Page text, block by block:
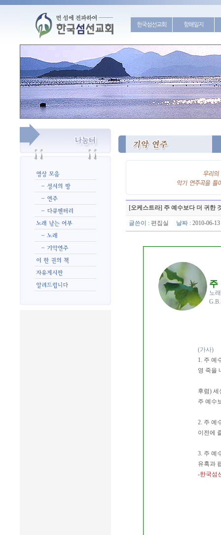
한국섬선교회 항해일지
[오케스트라] 주 예수보다 더 귀한
글쓴이 : 편집실 날짜 : 2010-06-
주
노
(가사)
1. 주 예
영 죽을
후렴) 세
주 예수
2. 주 예
이전에
3. 주 예
유혹과
-한국섬